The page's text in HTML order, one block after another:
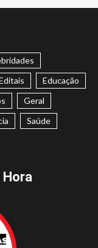
Educação
Geral
Saúde